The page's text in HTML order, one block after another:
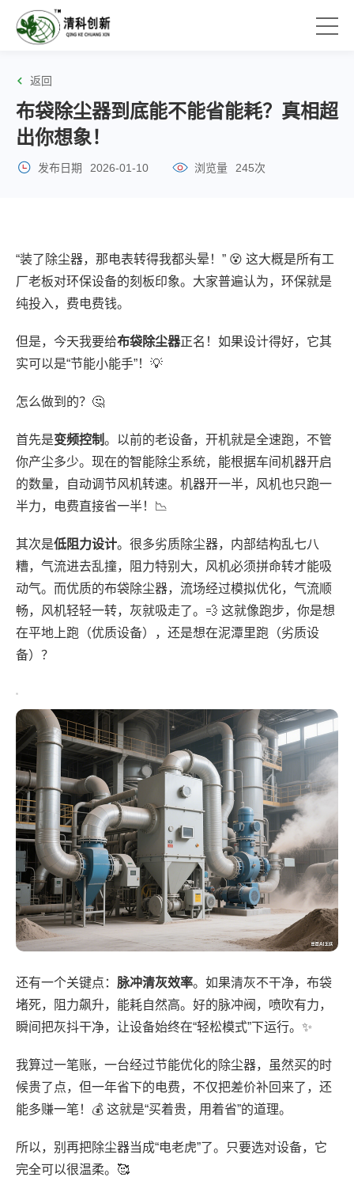
返回
布袋除尘器到底能不能省能耗？真相超
出你想象！
发布日期 2026-01-10 浏览量 245次
“装了除尘器，那电表转得我都头晕！” 😵 这大概是所有工
厂老板对环保设备的刻板印象。大家普遍认为，环保就是
纯投入，费电费钱。
但是，今天我要给布袋除尘器正名！如果设计得好，它其
实可以是“节能小能手”！💡
怎么做到的？🤔
首先是变频控制。以前的老设备，开机就是全速跑，不管
你产尘多少。现在的智能除尘系统，能根据车间机器开启
的数量，自动调节风机转速。机器开一半，风机也只跑一
半力，电费直接省一半！📉
其次是低阻力设计。很多劣质除尘器，内部结构乱七八
糟，气流进去乱撞，阻力特别大，风机必须拼命转才能吸
动气。而优质的布袋除尘器，流场经过模拟优化，气流顺
畅，风机轻轻一转，灰就吸走了。💨 这就像跑步，你是想
在平地上跑（优质设备），还是想在泥潭里跑（劣质设
备）？
还有一个关键点： 脉冲清灰效率。如果清灰不干净，布袋
堵死，阻力飙升，能耗自然高。好的脉冲阀，喷吹有力，
瞬间把灰抖干净，让设备始终在“轻松模式”下运行。✨
我算过一笔账，一台经过节能优化的除尘器，虽然买的时
候贵了点，但一年省下的电费，不仅把差价补回来了，还
能多赚一笔！💰 这就是“买着贵，用着省”的道理。
所以，别再把除尘器当成“电老虎”了。只要选对设备，它
完全可以很温柔。🥰